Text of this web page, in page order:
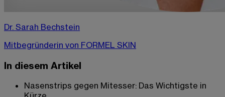
Dr. Sarah Bechstein
Mitbegründerin von FORMEL SKIN
In diesem Artikel
Nasenstrips gegen Mitesser: Das Wichtigste in